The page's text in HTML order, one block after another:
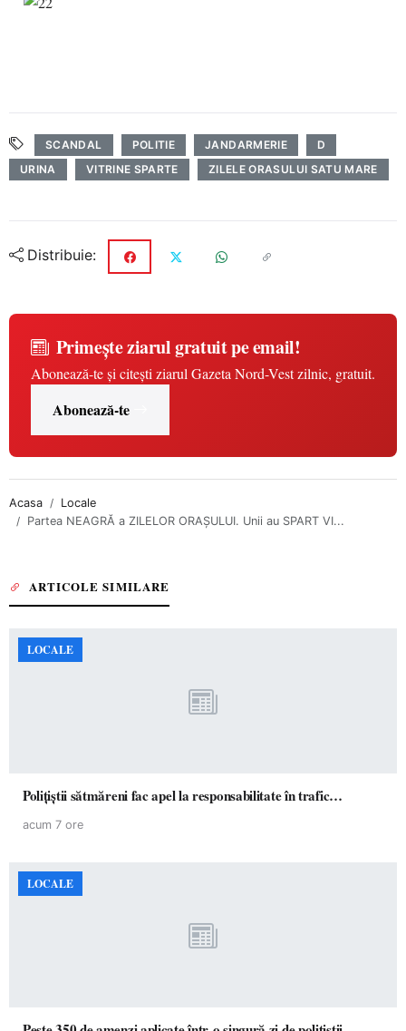
SCANDAL POLITIE JANDARMERIE
D
URINA
VITRINE SPARTE ZILELE ORASULUI SATU MARE
Distribuie:
Primește ziarul gratuit pe email!
Abonează-te și citești ziarul Gazeta Nord-Vest zilnic, gratuit.
Abonează-te
Acasa
Locale
Partea NEAGRĂ a ZILELOR ORAŞULUI. Unii au SPART VI...
ARTICOLE SIMILARE
LOCALE
Polițiștii sătmăreni fac apel la responsabilitate în trafic…
acum 7 ore
LOCALE